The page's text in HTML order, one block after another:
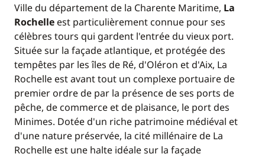
Ville du département de la Charente Maritime, La
Rochelle est particulièrement connue pour ses
célèbres tours qui gardent l'entrée du vieux port.
Située sur la façade atlantique, et protégée des
tempêtes par les îles de Ré, d'Oléron et d'Aix, La
Rochelle est avant tout un complexe portuaire de
premier ordre de par la présence de ses ports de
pêche, de commerce et de plaisance, le port des
Minimes. Dotée d'un riche patrimoine médiéval et
d'une nature préservée, la cité millénaire de La
Rochelle est une halte idéale sur la façade